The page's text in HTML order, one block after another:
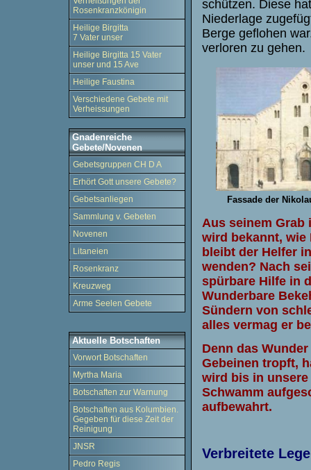
Rosenkranzkönigin
Heilige Birgitta
7 Vater unser
Heilige Birgitta 15 Vater
unser und 15 Ave
Heilige Faustina
Verschiedene Gebete mit
Verheissungen
Gnadenreiche
Gebete/Novenen
Gebetsgruppen CH D A
Erhört Gott unsere Gebete?
Gebetsanliegen
Sammlung v. Gebeten
Novenen
Litaneien
Rosenkranz
Kreuzweg
Arme Seelen Gebete
Aktuelle Botschaften
Vorwort Botschaften
Myrtha Maria
Botschaften zur Warnung
Botschaften aus Kolumbien.
Gegeben für diese Zeit der
Reinigung
JNSR
Pedro Regis
schützen. Diese
Niederlage
Berge geflohen
verloren zu gehen.
Fassade der
Aus seinem
wird bekannt,
bleibt der Helfer
wenden? Nach
spürbare Hilfe in
Wunderbare
Sündern von
alles vermag er
Denn das
Gebeinen tropft,
wird bis in
Schwamm
aufbewahrt.
Verbreitete